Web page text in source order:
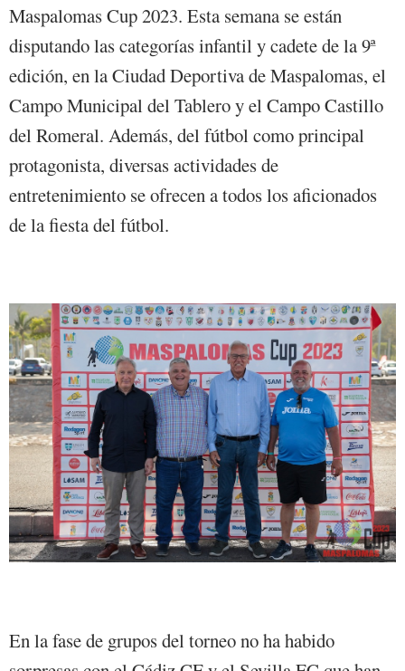
Maspalomas Cup 2023. Esta semana se están
disputando las categorías infantil y cadete de la 9ª
edición, en la Ciudad Deportiva de Maspalomas, el
Campo Municipal del Tablero y el Campo Castillo
del Romeral. Además, del fútbol como principal
protagonista, diversas actividades de
entretenimiento se ofrecen a todos los aficionados
de la fiesta del fútbol.
En la fase de grupos del torneo no ha habido